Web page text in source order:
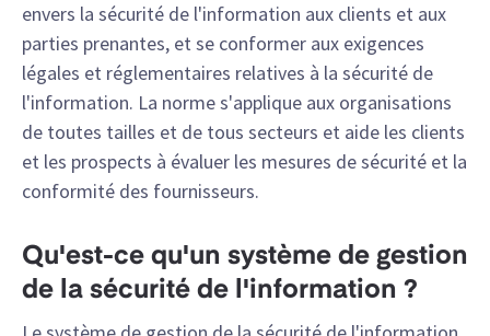
envers la sécurité de l'information aux clients et aux
parties prenantes, et se conformer aux exigences
légales et réglementaires relatives à la sécurité de
l'information. La norme s'applique aux organisations
de toutes tailles et de tous secteurs et aide les clients
et les prospects à évaluer les mesures de sécurité et la
conformité des fournisseurs.
Qu'est-ce qu'un système de gestion
de la sécurité de l'information ?